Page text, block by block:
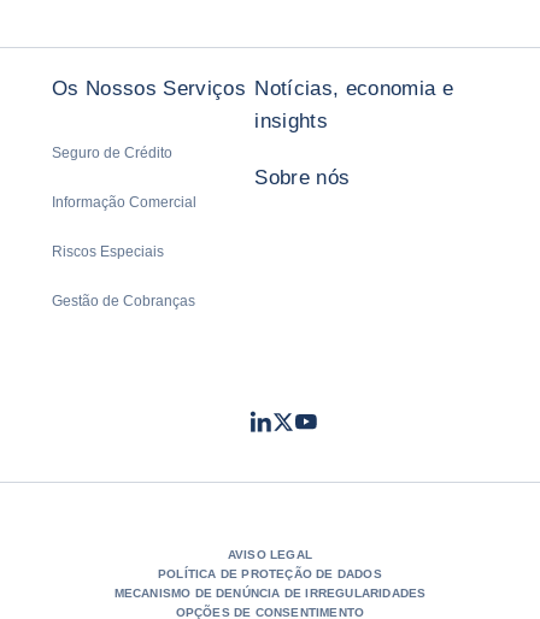
Os Nossos Serviços
Seguro de Crédito
Informação Comercial
Riscos Especiais
Gestão de Cobranças
Notícias, economia e
insights
Sobre nós
LinkedIn
TwitterYoutube
AVISO LEGAL
POLÍTICA DE PROTEÇÃO DE DADOS
MECANISMO DE DENÚNCIA DE IRREGULARIDADES
OPÇÕES DE CONSENTIMENTO